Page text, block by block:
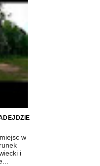
w
i